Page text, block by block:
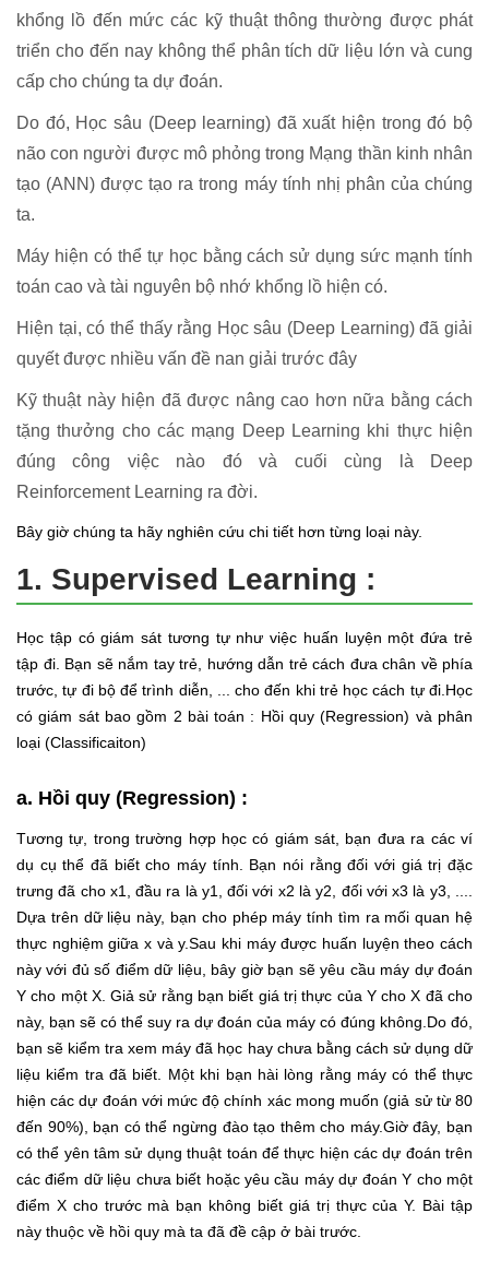
khổng lồ đến mức các kỹ thuật thông thường được phát
triển cho đến nay không thể phân tích dữ liệu lớn và cung
cấp cho chúng ta dự đoán.
Do đó, Học sâu (Deep learning) đã xuất hiện trong đó bộ
não con người được mô phỏng trong Mạng thần kinh nhân
tạo (ANN) được tạo ra trong máy tính nhị phân của chúng
ta.
Máy hiện có thể tự học bằng cách sử dụng sức mạnh tính
toán cao và tài nguyên bộ nhớ khổng lồ hiện có.
Hiện tại, có thể thấy rằng Học sâu (Deep Learning) đã giải
quyết được nhiều vấn đề nan giải trước đây
Kỹ thuật này hiện đã được nâng cao hơn nữa bằng cách
tặng thưởng cho các mạng Deep Learning khi thực hiện
đúng công việc nào đó và cuối cùng là Deep
Reinforcement Learning ra đời.
Bây giờ chúng ta hãy nghiên cứu chi tiết hơn từng loại này.
1. Supervised Learning :
Học tập có giám sát tương tự như việc huấn luyện một đứa trẻ
tập đi. Bạn sẽ nắm tay trẻ, hướng dẫn trẻ cách đưa chân về phía
trước, tự đi bộ để trình diễn, ... cho đến khi trẻ học cách tự đi.Học
có giám sát bao gồm 2 bài toán : Hồi quy (Regression) và phân
loại (Classificaiton)
a. Hồi quy (Regression) :
Tương tự, trong trường hợp học có giám sát, bạn đưa ra các ví
dụ cụ thể đã biết cho máy tính. Bạn nói rằng đối với giá trị đặc
trưng đã cho x1, đầu ra là y1, đối với x2 là y2, đối với x3 là y3, ....
Dựa trên dữ liệu này, bạn cho phép máy tính tìm ra mối quan hệ
thực nghiệm giữa x và y.Sau khi máy được huấn luyện theo cách
này với đủ số điểm dữ liệu, bây giờ bạn sẽ yêu cầu máy dự đoán
Y cho một X. Giả sử rằng bạn biết giá trị thực của Y cho X đã cho
này, bạn sẽ có thể suy ra dự đoán của máy có đúng không.Do đó,
bạn sẽ kiểm tra xem máy đã học hay chưa bằng cách sử dụng dữ
liệu kiểm tra đã biết. Một khi bạn hài lòng rằng máy có thể thực
hiện các dự đoán với mức độ chính xác mong muốn (giả sử từ 80
đến 90%), bạn có thể ngừng đào tạo thêm cho máy.Giờ đây, bạn
có thể yên tâm sử dụng thuật toán để thực hiện các dự đoán trên
các điểm dữ liệu chưa biết hoặc yêu cầu máy dự đoán Y cho một
điểm X cho trước mà bạn không biết giá trị thực của Y. Bài tập
này thuộc về hồi quy mà ta đã đề cập ở bài trước.